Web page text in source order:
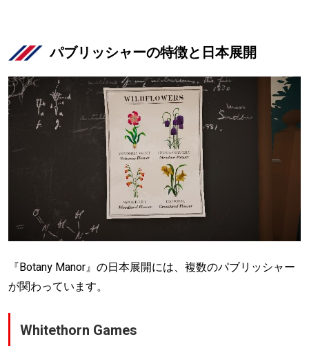
パブリッシャーの特徴と日本展開
『Botany Manor』の日本展開には、複数のパブリッシャー
が関わっています。
Whitethorn Games